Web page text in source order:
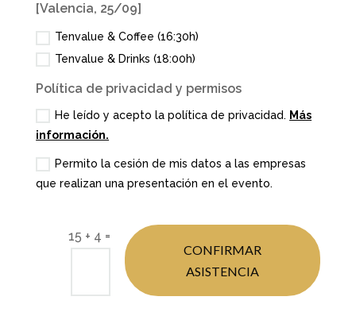
[Valencia, 25/09]
Tenvalue & Coffee (16:30h)
Tenvalue & Drinks (18:00h)
Política de privacidad y permisos
He leído y acepto la política de privacidad. Más
información.
Permito la cesión de mis datos a las empresas
que realizan una presentación en el evento.
15 + 4 =
CONFIRMAR
ASISTENCIA